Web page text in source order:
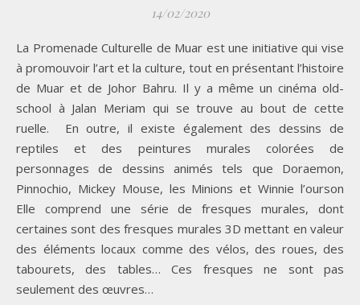
14/02/2020
La Promenade Culturelle de Muar est une initiative qui vise
à promouvoir l’art et la culture, tout en présentant l’histoire
de Muar et de Johor Bahru. Il y a même un cinéma old-
school à Jalan Meriam qui se trouve au bout de cette
ruelle. En outre, il existe également des dessins de
reptiles et des peintures murales colorées de
personnages de dessins animés tels que Doraemon,
Pinnochio, Mickey Mouse, les Minions et Winnie l’ourson
Elle comprend une série de fresques murales, dont
certaines sont des fresques murales 3D mettant en valeur
des éléments locaux comme des vélos, des roues, des
tabourets, des tables… Ces fresques ne sont pas
seulement des œuvres…